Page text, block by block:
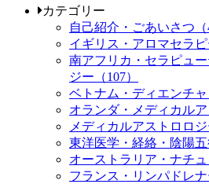
カテゴリー
自己紹介・ごあいさつ（
イギリス・アロマセラピ
南アフリカ・セラピュ
ジー（107）
ベトナム・ディエンチャ
オランダ・メディカルア
メディカルアストロロ
東洋医学・経絡・陰陽五
オーストラリア・ナチュ
フランス・リンパドレナ